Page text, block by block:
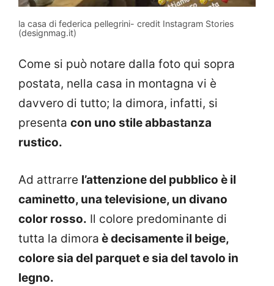
la casa di federica pellegrini- credit Instagram Stories
(designmag.it)
Come si può notare dalla foto qui sopra
postata, nella casa in montagna vi è
davvero di tutto; la dimora, infatti, si
presenta con uno stile abbastanza
rustico.
Ad attrarre l’attenzione del pubblico è il
caminetto, una televisione, un divano
color rosso. Il colore predominante di
tutta la dimora è decisamente il beige,
colore sia del parquet e sia del tavolo in
legno.